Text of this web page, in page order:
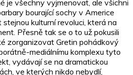
je všechny vyjmenovat, ale všichni
bourající sochy v Americe
kulturní revoluci, která na
Přesně tak se o to už pokusili
zorganizovat Gretin pohádkový
mediálnímu komplexu tyto
vydávají se na dramatickou
ve kterých nikdo nebydlí,